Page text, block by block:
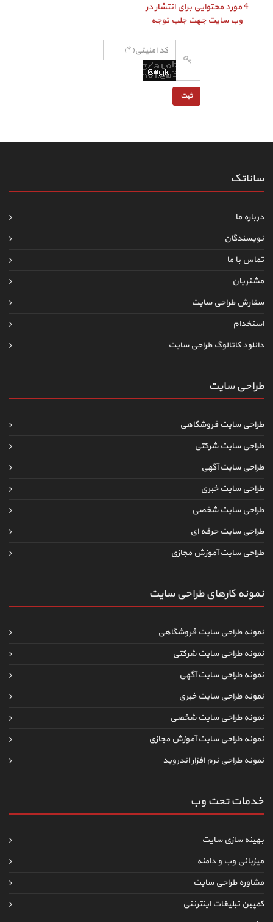
4 مورد محتوایی برای انتشار در
وب سایت جهت جلب توجه
ساناتک
درباره ما
نویسندگان
تماس با ما
مشتریان
سفارش طراحی سایت
استخدام
دانلود کاتالوگ طراحی سایت
طراحی سایت
طراحی سایت فروشگاهی
طراحی سایت شرکتی
طراحی سایت آگهی
طراحی سایت خبری
طراحی سایت شخصی
طراحی سایت حرفه ای
طراحی سایت آموزش مجازی
نمونه کارهای طراحی سایت
نمونه طراحی سایت فروشگاهی
نمونه طراحی سایت شرکتی
نمونه طراحی سایت آگهی
نمونه طراحی سایت خبری
نمونه طراحی سایت شخصی
نمونه طراحی سایت آموزش مجازی
نمونه طراحی نرم افزار اندروید
خدمات تحت وب
بهینه سازی سایت
میزبانی وب و دامنه
مشاوره طراحی سایت
کمپین تبلیغات اینترنتی